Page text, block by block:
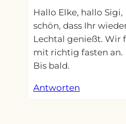
Hallo Elke, hallo Sigi,
schön, dass Ihr
Lechtal genießt. Wir
mit richtig fasten an.
Bis bald.
Antworten